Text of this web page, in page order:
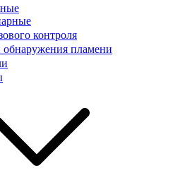
контроля
обнаружения пламени